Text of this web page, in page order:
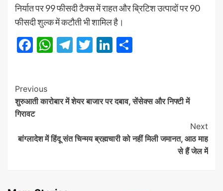
निर्यात पर 99 फीसदी टैक्स में राहत और ब्रिटिश उत्पादों पर 90
फीसदी शुल्क में कटौती भी शामिल है।
Facebook
WhatsApp
Telegram
TwitterLinkedIn
Post
Navigation
Previous
शुरुआती कारोबार में शेयर बाजार पर दबाव, सेंसेक्स और निफ्टी में
गिरावट
Next
बांग्लादेश में हिंदू संत चिन्मय ब्रह्मचारी को नहीं मिली जमानत, आठ माह
से हैं जेल में